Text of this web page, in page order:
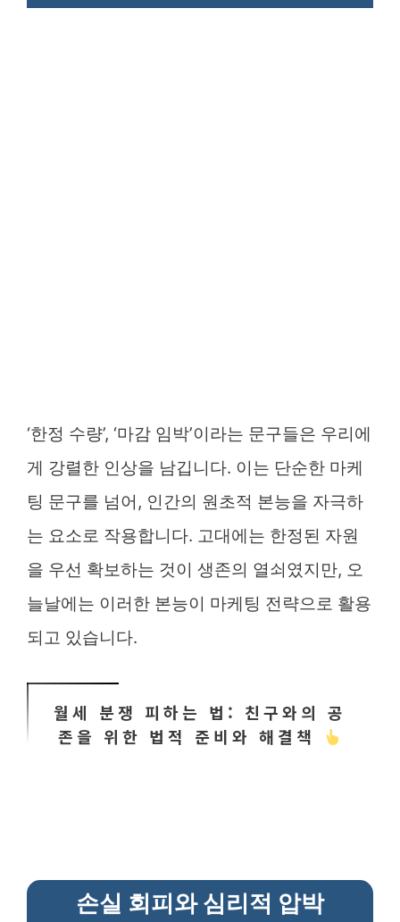
‘한정 수량’, ‘마감 임박’이라는 문구들은 우리에
게 강렬한 인상을 남깁니다. 이는 단순한 마케
팅 문구를 넘어, 인간의 원초적 본능을 자극하
는 요소로 작용합니다. 고대에는 한정된 자원
을 우선 확보하는 것이 생존의 열쇠였지만, 오
늘날에는 이러한 본능이 마케팅 전략으로 활용
되고 있습니다.
월세 분쟁 피하는 법: 친구와의 공
존을 위한 법적 준비와 해결책
손실 회피와 심리적 압박